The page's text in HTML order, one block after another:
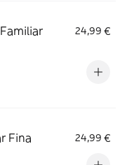
24,99 €
Fina 24,99 €